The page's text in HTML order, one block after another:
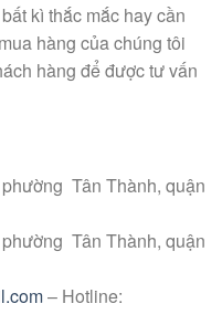
kì thắc mắc hay cần
hàng của chúng tôi
hàng để được tư vấn
Tân Thành, quận
Tân Thành, quận
– Hotline: